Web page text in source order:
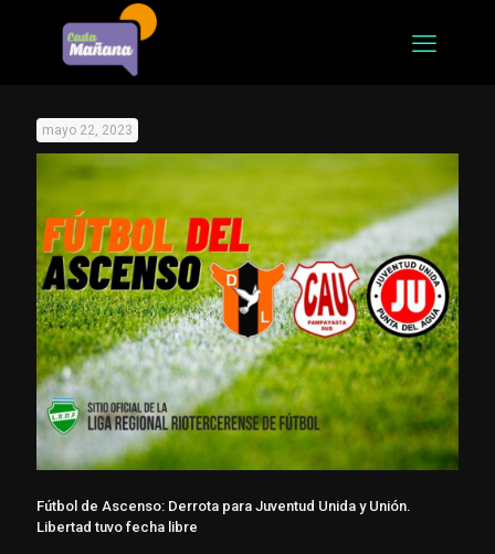
mayo 22, 2023
Fútbol de Ascenso: Derrota para Juventud Unida y Unión.
Libertad tuvo fecha libre